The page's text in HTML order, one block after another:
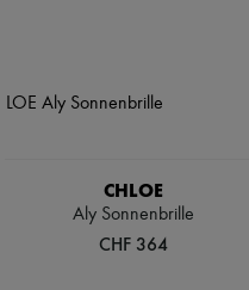
CHLOE
Aly Sonnenbrille
CHF 364